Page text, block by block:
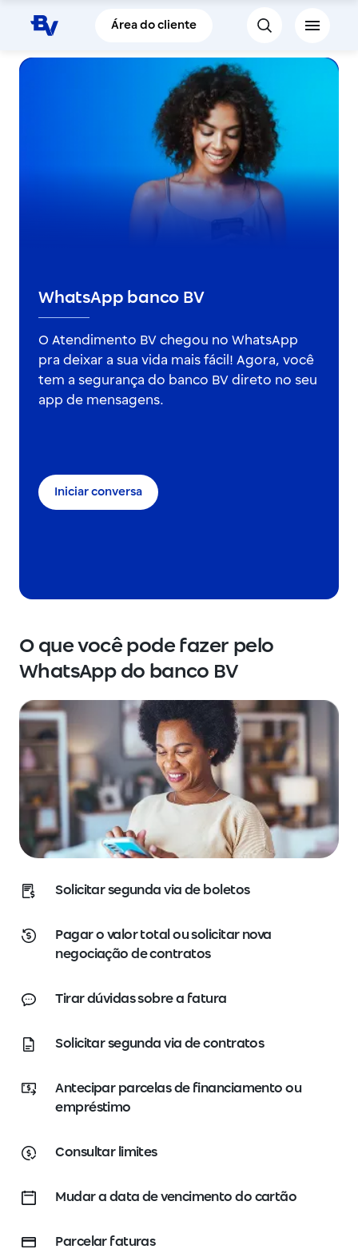
Pular para o Conteúdo principal
Área do cliente
WhatsApp banco BV
O Atendimento BV chegou no WhatsApp
pra deixar a sua vida mais fácil! Agora, você
tem a segurança do banco BV direto no seu
app de mensagens.
Iniciar conversa
O que você pode fazer pelo
WhatsApp do banco BV
Solicitar segunda via de boletos
Pagar o valor total ou solicitar nova
negociação de contratos
Tirar dúvidas sobre a fatura
Solicitar segunda via de contratos
Antecipar parcelas de financiamento ou
empréstimo
Consultar limites
Mudar a data de vencimento do cartão
Parcelar faturas